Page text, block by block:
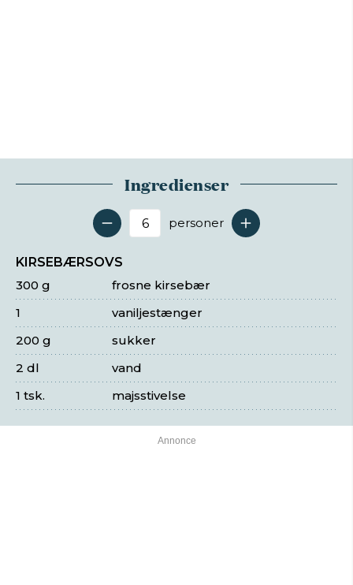
Ingredienser
Antal serveringer
personer
KIRSEBÆRSOVS
frosne kirsebær
300 g
vaniljestænger
1
sukker
200 g
vand
2 dl
majsstivelse
1 tsk.